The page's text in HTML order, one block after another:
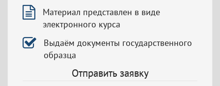
Материал представлен в виде
электронного курса
Выдаём документы государственного
образца
Отправить заявку